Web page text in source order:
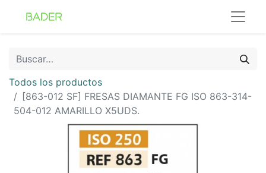
Todos los productos
[863-012 SF] FRESAS DIAMANTE FG ISO 863-314-
504-012 AMARILLO X5UDS.